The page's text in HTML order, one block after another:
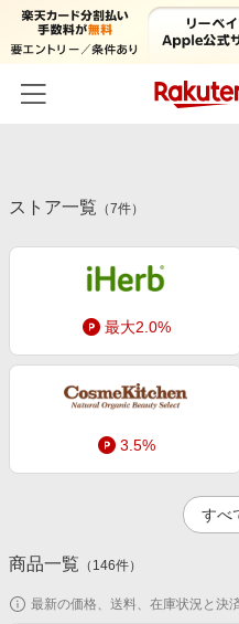
カテゴリー一覧
百貨店・総合ECモール
ファッション・インナー・小物
食品・スイーツ・お酒
日用品・キッチン用品
コスメ・健康・医薬品
キッズ・ベビー用品
家電・PC・スマホ・カメラ
ペット・花・DIY・車
初回購入者限定特典
新着ストアのご紹介
電子書籍特集
旅行特集
わくわく夏特集
友達紹介
楽天IDでログイン/会員登録
ストア一覧 （7件）
最大2.0%
3.5%
2.5%
すべ
商品一覧 （ 146件）
最新の価格、送料、在庫状況と決